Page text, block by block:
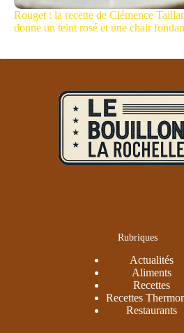
Rouget : la recette de Clémence
donne un teint rosé et une chair
Rubriques
Actualités
Aliments
Recettes
Recettes
Restaurants